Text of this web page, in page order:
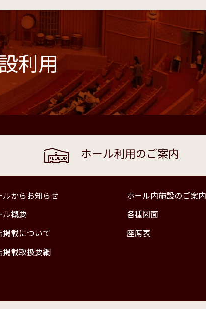
利用
ホール利用のご案内
ルからお知らせ
ホール内施設のご案内
ル概要
各種図面
掲載について
座席表
掲載取扱要綱